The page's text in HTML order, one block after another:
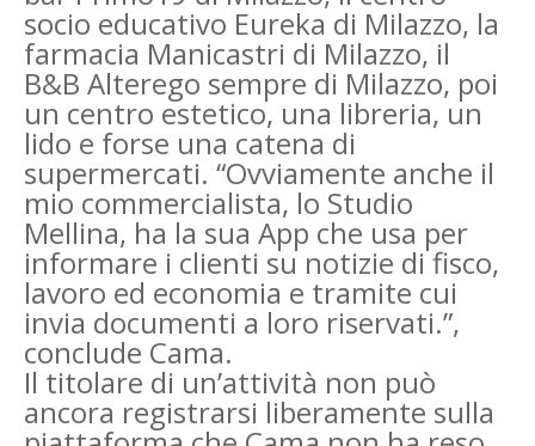
socio educativo Eureka di Milazzo, la
farmacia Manicastri di Milazzo, il
B&B Alterego sempre di Milazzo, poi
un centro estetico, una libreria, un
lido e forse una catena di
supermercati. “Ovviamente anche il
mio commercialista, lo Studio
Mellina, ha la sua App che usa per
informare i clienti su notizie di fisco,
lavoro ed economia e tramite cui
invia documenti a loro riservati.”,
conclude Cama.
Il titolare di un’attività non può
ancora registrarsi liberamente sulla